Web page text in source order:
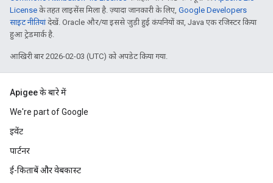
License के तहत लाइसेंस मिला है. ज़्यादा जानकारी के लिए, Google Developers
साइट नीतियांदेखें. Oracle और/या इससे जुड़ी हुई कंपनियों का, Java एक रजिस्टर किया
हुआ ट्रेडमार्क है.
आखिरी बार 2026-02-03 (UTC) को अपडेट किया गया.
Apigee के बारे में
We're part of Google
इवेंट
पार्टनर
ई-किताबें और वेबकास्ट